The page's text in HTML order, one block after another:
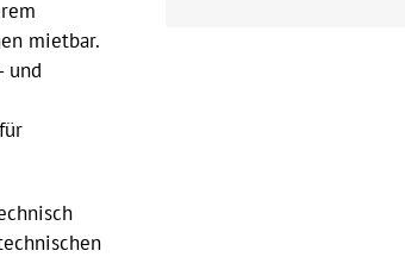
mietbar.
und